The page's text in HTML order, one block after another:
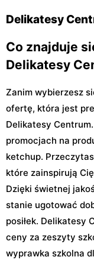
Delikatesy
Co znajduje
Delikatesy
Zanim wybierzesz
ofertę, która jest
Delikatesy
promocjach na
ketchup.
które zainspirują
Dzięki świetnej
stanie ugotować
posiłek. Delikatesy
ceny za zeszyty
wyprawka szkolna